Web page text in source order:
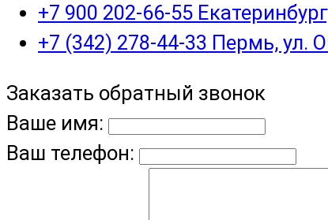
+7 900 202-66-55
+7 (342) 278-44-33 Пермь, ул.
Заказать обратный звонок
Ваше имя:
Ваш телефон: